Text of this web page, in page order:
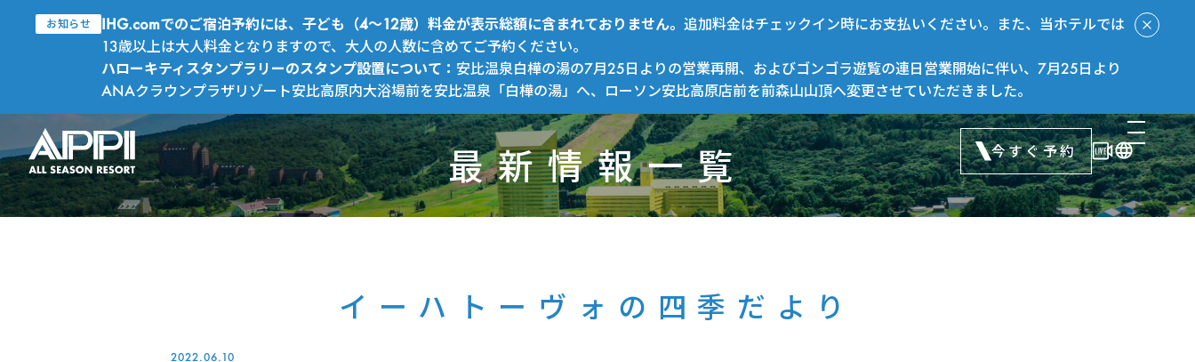
お知らせ IHG.comでのご宿泊予約には、子ども（4～12歳）料金が表示総額に含まれておりません。追加料金はチェックイン時にお支払いください。また、当ホテルでは
13歳以上は大人料金となりますので、大人の人数に含めてご予約ください。
ハローキティスタンプラリーのスタンプ設置について：安比温泉白樺の湯の7月25日よりの営業再開、およびゴンゴラ遊覧の連日営業開始に伴い、7月25日より
ANAクラウンプラザリゾート安比高原内大浴場前を安比温泉「白樺の湯」へ、ローソン安比高原店前を前森山山頂へ変更させていただきました。
今すぐ予約
最新情報一覧
イーハトーヴォの四季だより
2022.06.10